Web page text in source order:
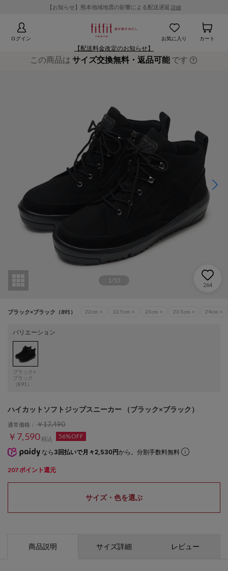
【お知らせ】熊本地域地震の影響による配送遅延 詳細
ログイン お気に入り カート
【配送料金改定のお知らせ】
この商品は サイズ交換無料・返品可能です
1/13
264
ブラック×ブラック（891） 22cm × 22.5cm × 23cm × 23.5cm × 24cm ×
バリエーション
ブラック×
ブラック
（891）
ハイカットソフトジップスニーカー （ブラック×ブラック）
通常価格： ￥17,490
￥7,590税込 56%OFF
なら 3回払いで月々2,530円から。分割手数料無料
207 ポイント還元
サイズ・色を選ぶ
商品説明 サイズ詳細 レビュー